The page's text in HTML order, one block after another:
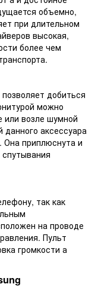
объемно,
при длительном
высокая,
более чем
добиться
можно
или возле шумной
аксессуара
Она приплюснута и
так как
на проводе
Пульт
громкости а